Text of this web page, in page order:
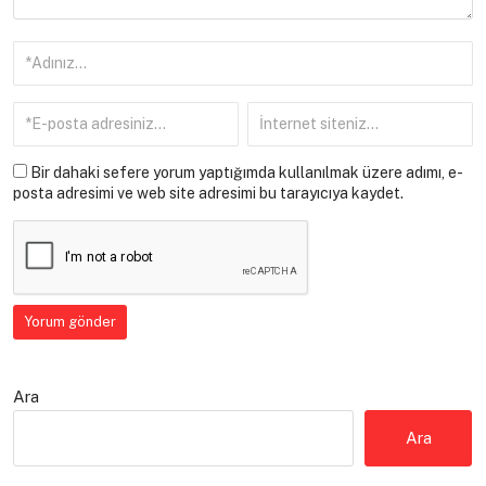
Bir dahaki sefere yorum yaptığımda kullanılmak üzere adımı, e-
posta adresimi ve web site adresimi bu tarayıcıya kaydet.
Ara
Ara